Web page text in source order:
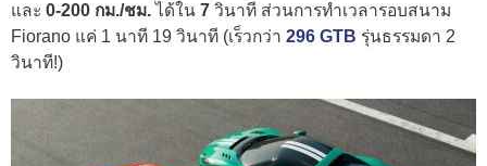
และ 0-200 กม./ชม.ได้ใน 7 วินาที ส่วนการทำเวลารอบสนาม
Fiorano แค่ 1 นาที 19 วินาที (เร็วกว่า 296 GTB รุ่นธรรมดา 2
วินาที!)